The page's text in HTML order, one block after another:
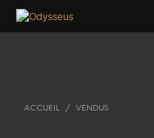
ACCUEIL / VENDUS